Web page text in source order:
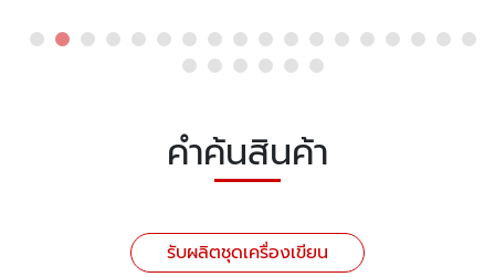
คำค้นสินค้า
รับผลิตชุดเครื่องเขียน